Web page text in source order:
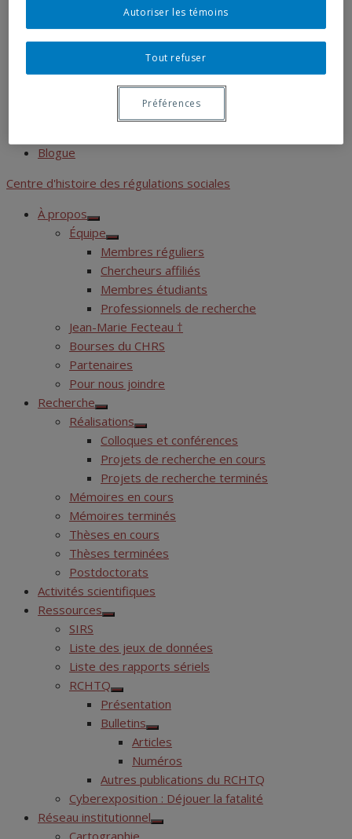
Articles
Numéros
Autres publications du RCHTQ
Cyberexposition : Déjouer la fatalité
Réseau institutionnel
Cartographie
Blogue
Centre d'histoire des régulations sociales
À propos
Show
sub
menu
Équipe
Show
sub
menu
Membres réguliers
Chercheurs affiliés
Membres étudiants
Professionnels de recherche
Jean-Marie Fecteau †
Bourses du CHRS
Partenaires
Pour nous joindre
Recherche
Show
sub
menu
Réalisations
Show
sub
menu
Colloques et conférences
Projets de recherche en cours
Projets de recherche terminés
Mémoires en cours
Mémoires terminés
Thèses en cours
Thèses terminées
Postdoctorats
Activités scientifiques
Ressources
Show
menu
SIRS
Liste des jeux de données
Liste des rapports sériels
RCHTQ
Show
sub
menu
Présentation
Bulletins
Show
sub
menu
Articles
Numéros
Autres publications du RCHTQ
Cyberexposition : Déjouer la fatalité
Réseau institutionnel
Show
Cartographie
Tout refuser
Autoriser les témoins
Préférences